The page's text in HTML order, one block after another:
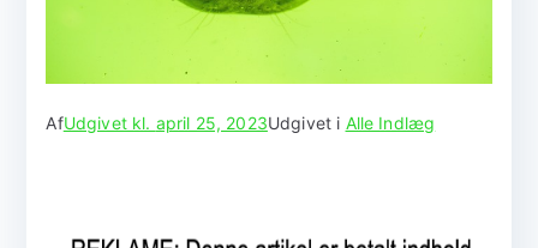
AfUdgivet kl. april 25, 2023Udgivet i Alle Indlæg